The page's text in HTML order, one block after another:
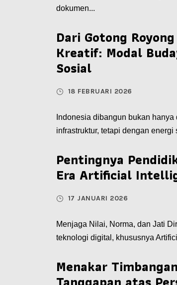
dokumen...
Dari Gotong
Kreatif: Modal
Sosial
18 FEBRUARI 2026
Indonesia dibangun bukan
infrastruktur, tetapi dengan energi
Pentingnya
Era Artificial
17 JANUARI 2026
Menjaga Nilai, Norma, dan Jati
teknologi digital, khususnya
Menakar